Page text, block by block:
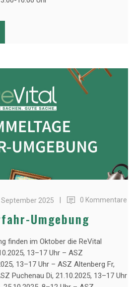
September 2025 | 0 Kommentare
Umgebung
finden im Oktober die ReVital
13–17 Uhr – ASZ
13–17 Uhr – ASZ Altenberg Fr,
Puchenau Di, 21.10.2025, 13–17 Uhr